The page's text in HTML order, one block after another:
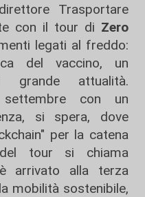
Trasportare
con il tour di Zero
legati al freddo:
del vaccino, un
grande attualità.
con un
si spera, dove
per la catena
tour si chiama
arrivato alla terza
mobilità sostenibile,